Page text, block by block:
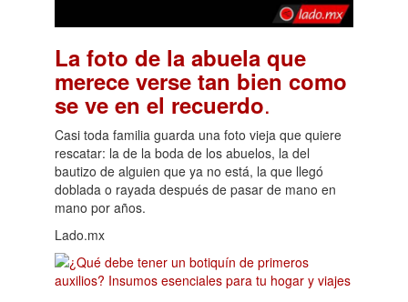
La foto de la abuela que
merece verse tan bien como
se ve en el recuerdo.
Casi toda familia guarda una foto vieja que quiere
rescatar: la de la boda de los abuelos, la del
bautizo de alguien que ya no está, la que llegó
doblada o rayada después de pasar de mano en
mano por años.
Lado.mx